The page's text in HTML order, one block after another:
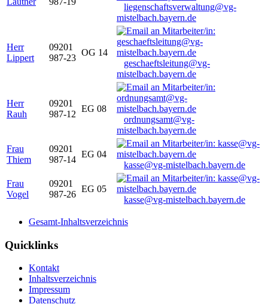
liegenschaftsverwaltung@vg-
mistelbach.bayern.de
Herr
Lippert
09201
987-23
OG 14
geschaeftsleitung@vg-
mistelbach.bayern.de
Herr
Rauh
09201
987-12
EG 08
ordnungsamt@vg-
mistelbach.bayern.de
Frau
Thiem
09201
987-14
EG 04
kasse@vg-mistelbach.bayern.de
Frau
Vogel
09201
987-26
EG 05
kasse@vg-mistelbach.bayern.de
Gesamt-Inhaltsverzeichnis
Quicklinks
Kontakt
Inhaltsverzeichnis
Impressum
Datenschutz